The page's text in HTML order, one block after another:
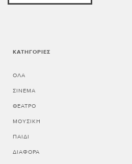
ΚΑΤΗΓΟΡΊΕΣ
ΌΛΑ
ΣΙΝΕΜΆ
ΘΈΑΤΡΟ
ΜΟΥΣΙΚΉ
ΠΑΙΔΊ
ΔΙΆΦΟΡΑ